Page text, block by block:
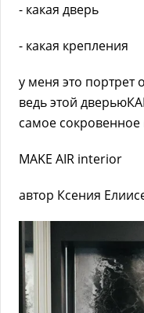
- какая дверь
- какая крепления
у меня это портрет
ведь этой
самое
MAKE AIR interior
автор Ксения